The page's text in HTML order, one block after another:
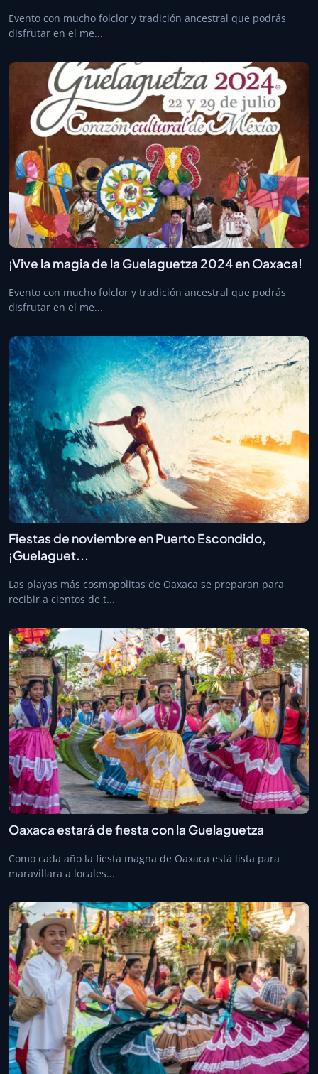
Evento con mucho folclor y tradición ancestral que podrás
disfrutar en el me...
¡Vive la magia de la Guelaguetza 2024 en Oaxaca!
Evento con mucho folclor y tradición ancestral que podrás
disfrutar en el me...
Fiestas de noviembre en Puerto Escondido,
¡Guelaguet...
Las playas más cosmopolitas de Oaxaca se preparan para
recibir a cientos de t...
Oaxaca estará de fiesta con la Guelaguetza
Como cada año la fiesta magna de Oaxaca está lista para
maravillara a locales...